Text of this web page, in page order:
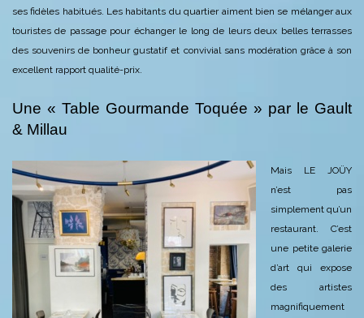
ses fidèles habitués. Les habitants du quartier aiment bien se mélanger aux
touristes de passage pour échanger le long de leurs deux belles terrasses
des souvenirs de bonheur gustatif et convivial sans modération grâce à son
excellent rapport qualité-prix.
Une « Table Gourmande Toquée » par le Gault
& Millau
Mais LE JOÜY
n’est pas
simplement qu’un
restaurant. C’est
une petite galerie
d’art qui expose
des artistes
magnifiquement